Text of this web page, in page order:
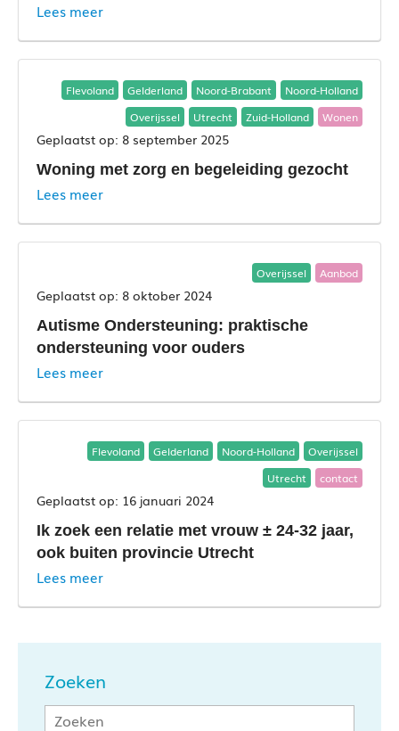
Lees meer
Flevoland Gelderland Noord-Brabant
Noord-Holland
Overijssel
Utrecht Zuid-Holland Wonen
8 september 2025
Woning met zorg en begeleiding gezocht
Lees meer
Overijssel Aanbod
8 oktober 2024
Autisme Ondersteuning: praktische
ondersteuning voor ouders
Lees meer
Flevoland Gelderland Noord-Holland
Overijssel
Utrecht
contact
16 januari 2024
Ik zoek een relatie met vrouw ± 24-32 jaar,
ook buiten provincie Utrecht
Lees meer
Zoeken